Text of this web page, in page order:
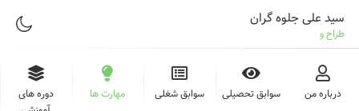
سید علی جلوه گران
طراح وب
درباره من سوابق تحصیلی سوابق شغلی مهارت ها
دوره های